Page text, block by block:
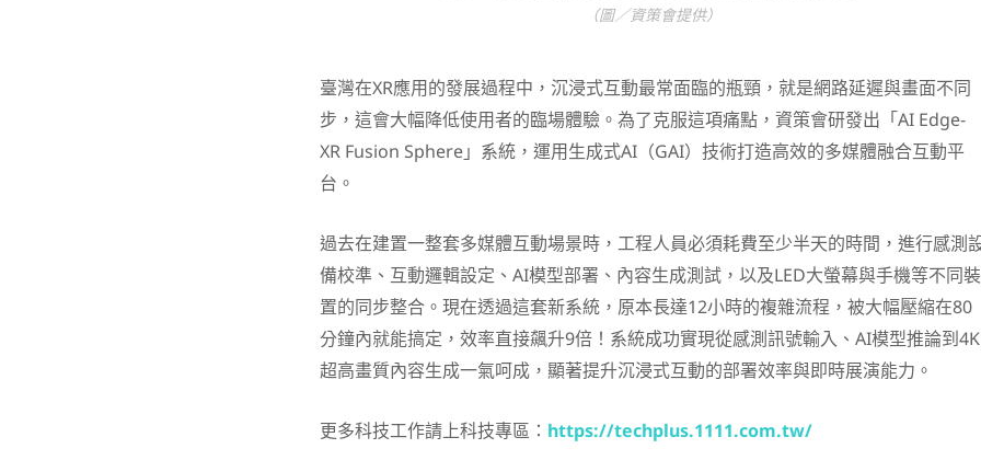
（圖／資策會提供）
臺灣在XR應用的發展過程中，沉浸式互動最常面臨的瓶頸，就是網路延遲與畫面不同
步，這會大幅降低使用者的臨場體驗。為了克服這項痛點，資策會研發出「AI Edge-
XR Fusion Sphere」系統，運用生成式AI（GAI）技術打造高效的多媒體融合互動平
台。
過去在建置一整套多媒體互動場景時，工程人員必須耗費至少半天的時間，進行感測
備校準、互動邏輯設定、AI模型部署、內容生成測試，以及LED大螢幕與手機等不同裝
置的同步整合。現在透過這套新系統，原本長達12小時的複雜流程，被大幅壓縮在80
分鐘內就能搞定，效率直接飆升9倍！系統成功實現從感測訊號輸入、AI模型推論到4K
超高畫質內容生成一氣呵成，顯著提升沉浸式互動的部署效率與即時展演能力。
更多科技工作請上科技專區： https://techplus.1111.com.tw/